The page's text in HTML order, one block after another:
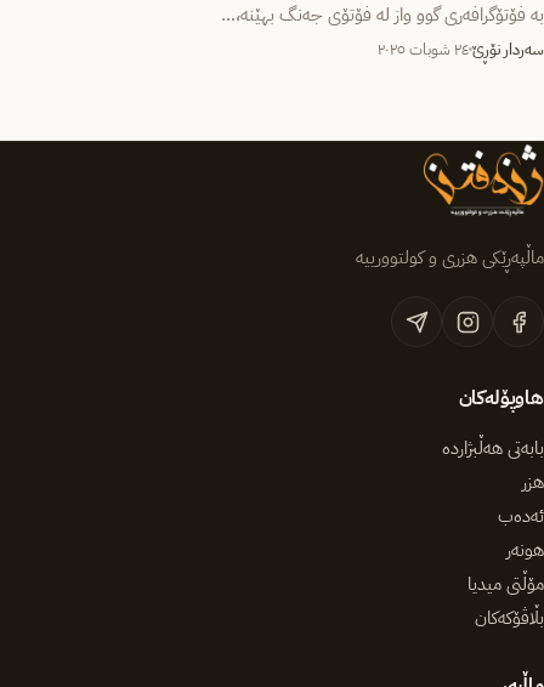
بە فۆتۆگرافەری گوو واز لە فۆتۆی جەنگ بهێنە،…
سەردار نۆڕێ٢٤ شوبات ٢٠٢٥
ماڵپەڕێکی هزری و کولتوورییە
هاوپۆلەکان
بابەتی هەڵبژاردە
هزر
ئەدەب
هونەر
مۆڵتی میدیا
بڵاڤۆکەکان